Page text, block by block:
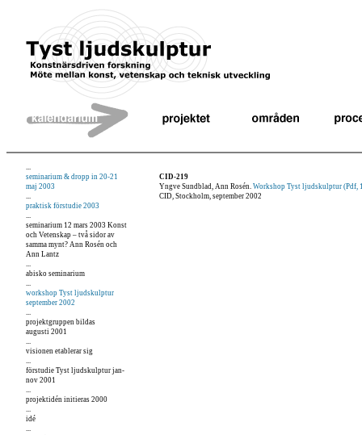
...
seminarium & dropp in 20-21
maj 2003
...
praktisk förstudie 2003
...
seminarium 12 mars 2003 Konst
och Vetenskap – två sidor av
samma mynt? Ann Rosén och
Ann Lantz
...
abisko seminarium
...
workshop Tyst ljudskulptur
september 2002
...
projektgruppen bildas
augusti 2001
...
visionen etablerar sig
...
förstudie Tyst ljudskulptur jan-
nov 2001
...
projektidén initieras 2000
...
idé
...
CID-219
Yngve Sundblad, Ann Rosén. Workshop Tyst ljudskulptur (Pdf,
CID, Stockholm, september 2002